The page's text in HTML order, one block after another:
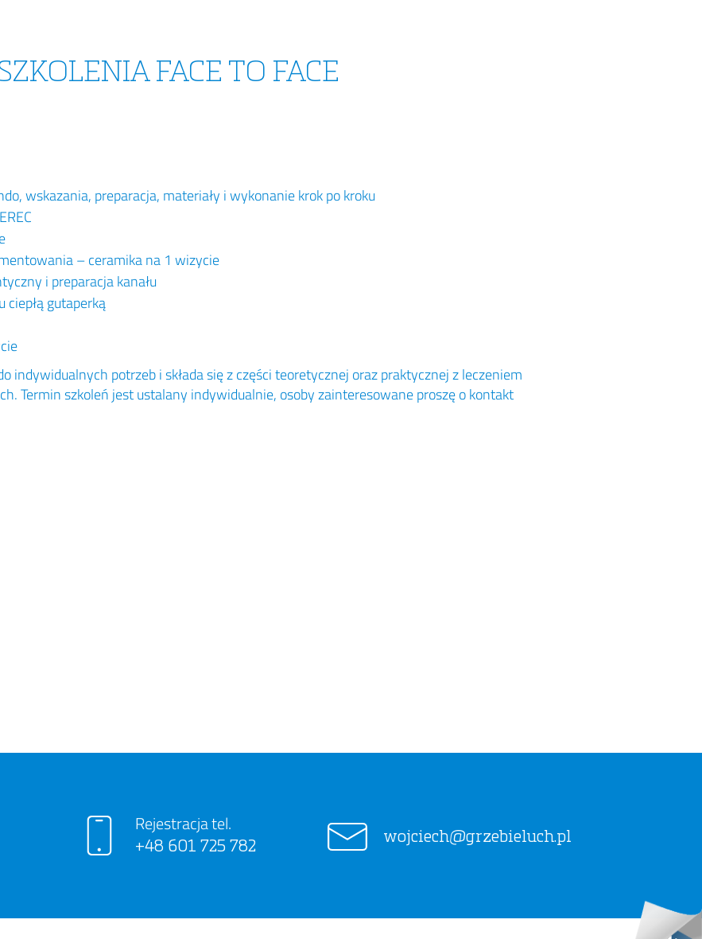
FACE TO FACE
wskazania, preparacja, materiały i wykonanie krok po kroku
– ceramika na 1 wizycie
i preparacja kanału
ciepłą gutaperką
indywidualnych potrzeb i składa się z części teoretycznej oraz praktycznej z leczeniem
Termin szkoleń jest ustalany indywidualnie, osoby zainteresowane proszę o kontakt
Rejestracja tel.
+48 601 725 782
wojciech@grzebieluch.pl